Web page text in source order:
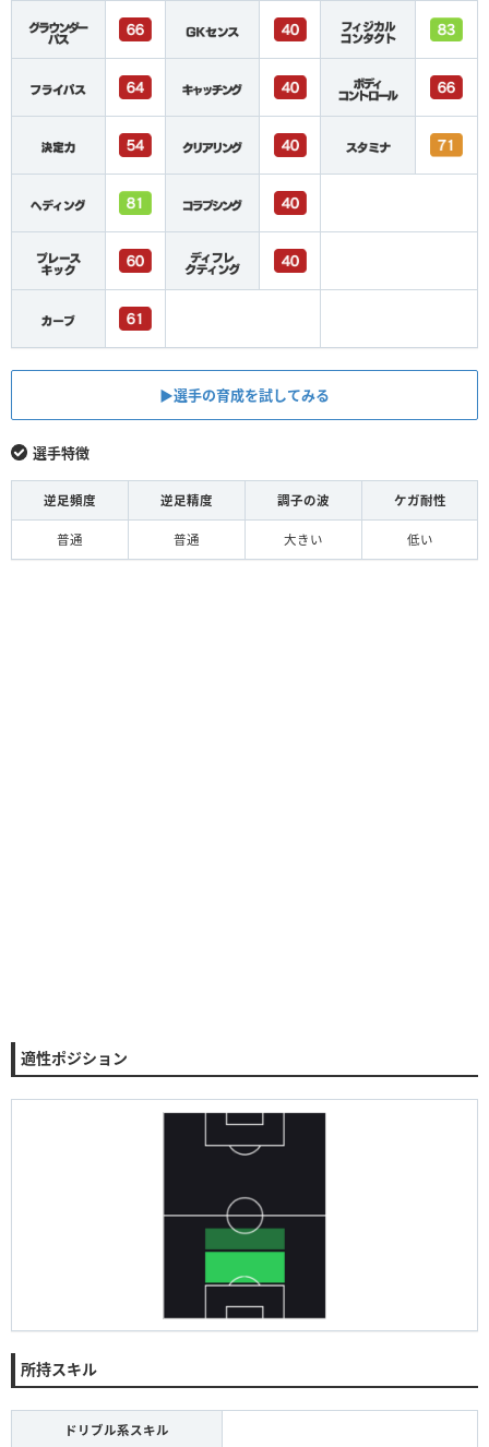
▶︎選手の育成を試してみる
選手特徴
逆足頻度 逆足精度 調子の波 ケガ耐性
普通 普通 大きい 低い
適性ポジション
所持スキル
ドリブル系スキル